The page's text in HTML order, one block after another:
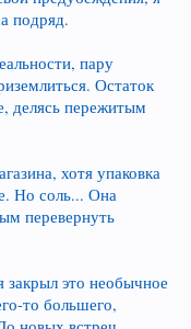
подряд.
пару
Остаток
делясь пережитым
хотя упаковка
Но соль... Она
перевернуть
это необычное
то большего,